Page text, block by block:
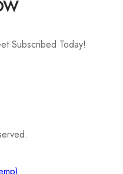
Subscribed Today!